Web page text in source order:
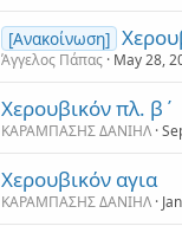
[Ανακοίνωση]
Άγγελος Πάπας May 28,
Χερουβικόν πλ. β΄
ΚΑΡΑΜΠΑΣΗΣ ΔΑΝΙΗΛ
Χερουβικόν αγια
ΚΑΡΑΜΠΑΣΗΣ ΔΑΝΙΗΛ